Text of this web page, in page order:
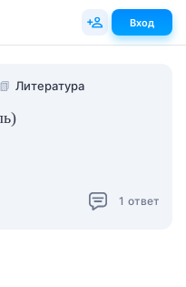
📗 Литература
1 ответ
Вход